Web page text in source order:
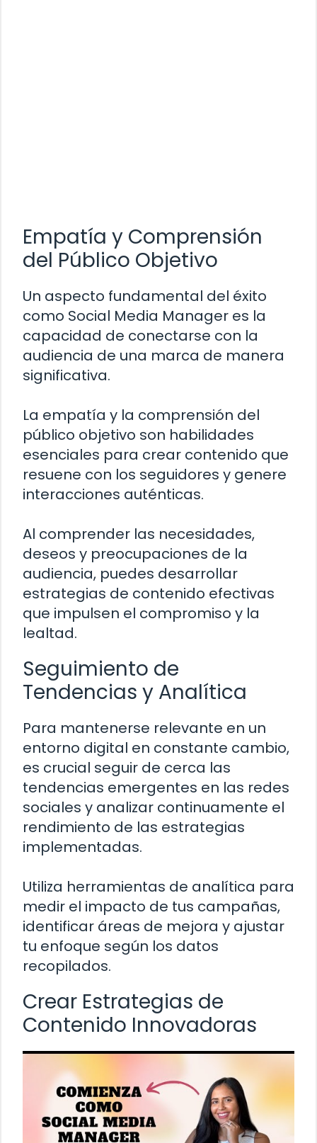
Empatía y Comprensión
del Público Objetivo
Un aspecto fundamental del éxito
como Social Media Manager es la
capacidad de conectarse con la
audiencia de una marca de manera
significativa.
La empatía y la comprensión del
público objetivo son habilidades
esenciales para crear contenido que
resuene con los seguidores y genere
interacciones auténticas.
Al comprender las necesidades,
deseos y preocupaciones de la
audiencia, puedes desarrollar
estrategias de contenido efectivas
que impulsen el compromiso y la
lealtad.
Seguimiento de
Tendencias y Analítica
Para mantenerse relevante en un
entorno digital en constante cambio,
es crucial seguir de cerca las
tendencias emergentes en las redes
sociales y analizar continuamente el
rendimiento de las estrategias
implementadas.
Utiliza herramientas de analítica para
medir el impacto de tus campañas,
identificar áreas de mejora y ajustar
tu enfoque según los datos
recopilados.
Crear Estrategias de
Contenido Innovadoras